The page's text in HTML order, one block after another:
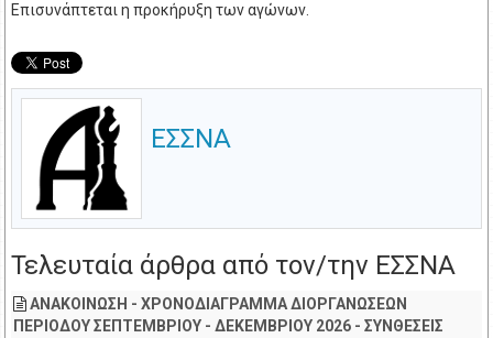
Επισυνάπτεται η προκήρυξη των αγώνων.
ΕΣΣΝΑ
Τελευταία άρθρα από τον/την ΕΣΣΝΑ
ΑΝΑΚΟΙΝΩΣΗ - ΧΡΟΝΟΔΙΑΓΡΑΜΜΑ ΔΙΟΡΓΑΝΩΣΕΩΝ
ΠΕΡΙΟΔΟΥ ΣΕΠΤΕΜΒΡΙΟΥ - ΔΕΚΕΜΒΡΙΟΥ 2026 - ΣΥΝΘΕΣΕΙΣ